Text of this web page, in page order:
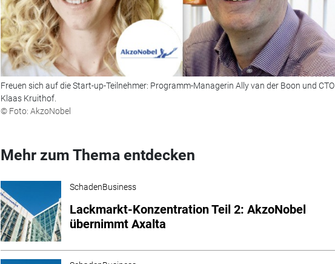
Freuen sich auf die Start-up-Teilnehmer: Programm-Managerin Ally van der Boon und CTO
Klaas Kruithof.
© Foto: AkzoNobel
Mehr zum Thema entdecken
SchadenBusiness
Lackmarkt-Konzentration Teil 2: AkzoNobel
übernimmt Axalta